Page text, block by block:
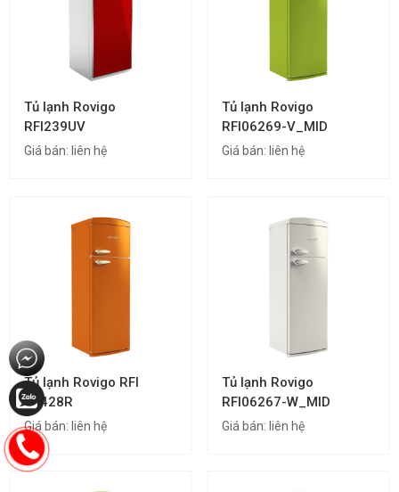
Tủ lạnh Rovigo
RFI239UV
Giá bán: liên hệ
Tủ lạnh Rovigo
RFI06269-V_MID
Giá bán: liên hệ
Tủ lạnh Rovigo RFI
73428R
Giá bán: liên hệ
Tủ lạnh Rovigo
RFI06267-W_MID
Giá bán: liên hệ